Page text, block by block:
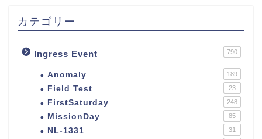
カテゴリー
Ingress Event 790
Anomaly 189
Field Test 23
FirstSaturday 248
MissionDay 85
NL-1331 31